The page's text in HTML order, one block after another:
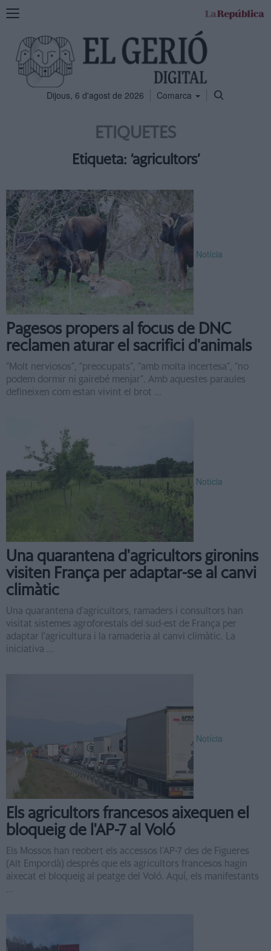
Mostra
navegació
Dijous, 6 d'agost de 2026 Comarca
ETIQUETES
Etiqueta: ‘agricultors’
Notícia
Pagesos propers al focus de DNC
reclamen aturar el sacrifici d'animals
“Molt nerviosos”, “preocupats”, “amb molta incertesa”, “no
podem dormir ni gairebé menjar”. Amb aquestes paraules
defineixen com estan vivint el brot ...
Notícia
Una quarantena d'agricultors gironins
visiten França per adaptar-se al canvi
climàtic
Una quarantena d'agricultors, ramaders i consultors han
visitat sistemes agroforestals del sud-est de França per
adaptar l'agricultura i la ramaderia al canvi climàtic. La
iniciativa ...
Notícia
Els agricultors francesos aixequen el
bloqueig de l'AP-7 al Voló
Els Mossos han reobert els accessos l'AP-7 des de Figueres
(Alt Empordà) després que els agricultors francesos hagin
aixecat el bloqueig al peatge del Voló. Aquí, els manifestants